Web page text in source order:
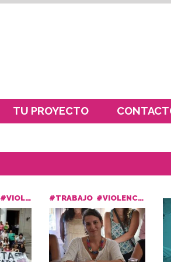
TU PROYECTO
#VIOLENCIA DE GÉNERO #TRABAJO #VIOLENCIA DE GÉNERO